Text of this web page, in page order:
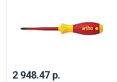
2 948.47 р.